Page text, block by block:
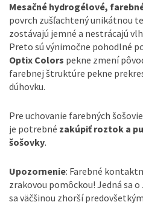
Mesačné hydrogélové,
povrch zušľachtený unikátnou
zostávajú jemné a nestrácajú
Preto sú výnimočne pohodlné
Optix Colors pekne zmení
farebnej štruktúre pekne
dúhovku.
Pre uchovanie farebných
je potrebné zakúpiť roztok a
šošovky.
Upozornenie: Farebné
zrakovou pomôckou! Jedná sa
sa väčšinou zhorší